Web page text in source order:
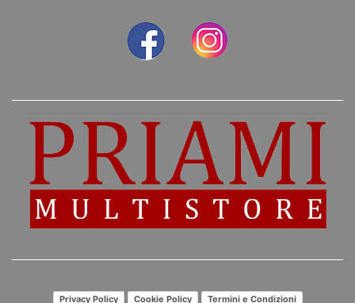
Privacy Policy Cookie Policy Termini e Condizioni